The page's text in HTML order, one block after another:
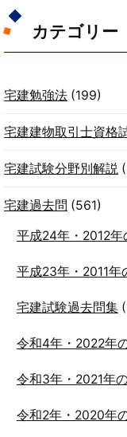
カテゴリー
宅建勉強法 (199)
宅建建物取引士資格
宅建試験分野別解説
宅建過去問 (561)
平成24年・2012
平成23年・2011年
宅建試験過去問集
令和4年・2022年
令和3年・2021年
令和2年・2020年